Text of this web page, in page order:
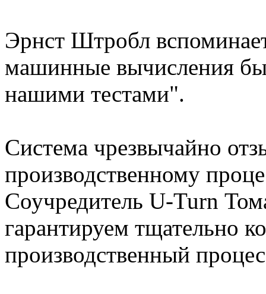
Эрнст Штробл
машинные вычисления
нашими тестами".
Система чрезвычайно
производственному
Соучредитель U-Turn
гарантируем тщательно
производственный